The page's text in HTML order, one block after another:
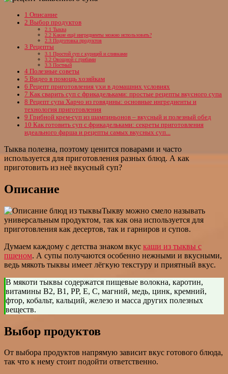
1 Описание
2 Выбор продуктов
2.1 Тыква
2.2 Какие ещё ингредиенты можно использовать?
2.3 Подготовка продуктов
3 Рецепты
3.1 Простой суп с курицей и сливками
3.2 Овощной с грибами
3.3 Постный
4 Полезные советы
5 Видео в помощь хозяйкам
6 Рецепт приготовления ухи в домашних условиях
7 Как сварить суп с фрикадельками: простые рецепты вкусного супа
8 Рецепт супа Харчо из говядины: основные ингредиенты и
технология приготовления
9 Грибной крем-суп из шампиньонов – вкусный и полезный обед
10 Как готовить суп с фрикадельками: секреты приготовления
идеального фарша и рецепты самых вкусных суп...
Тыква полезна, поэтому ценится поварами и часто
используется для приготовления разных блюд. А как
приготовить из неё вкусный суп?
Описание
Тыкву можно смело называть
универсальным продуктом, так как она используется для
приготовления как десертов, так и гарниров и супов.
Думаем каждому с детства знаком вкус каши из тыквы с
пшеном. А супы получаются особенно нежными и вкусными,
ведь мякоть тыквы имеет лёгкую текстуру и приятный вкус.
В мякоти тыквы содержатся пищевые волокна, каротин,
витамины В2, В1, РР, Е, С, магний, медь, цинк, кремний,
фтор, кобальт, кальций, железо и масса других полезных
веществ.
Выбор продуктов
От выбора продуктов напрямую зависит вкус готового блюда,
так что к нему стоит подойти ответственно.